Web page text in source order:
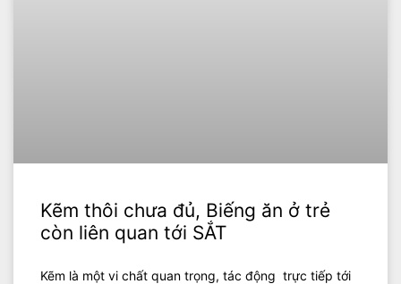
Kẽm thôi chưa đủ, Biếng ăn ở trẻ
còn liên quan tới SẮT
Kẽm là một vi chất quan trọng, tác động trực tiếp tới